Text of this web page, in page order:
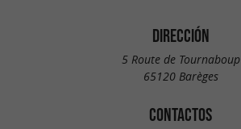
DIRECCIÓN
5 Route de Tournaboup
65120 Barèges
CONTACTOS